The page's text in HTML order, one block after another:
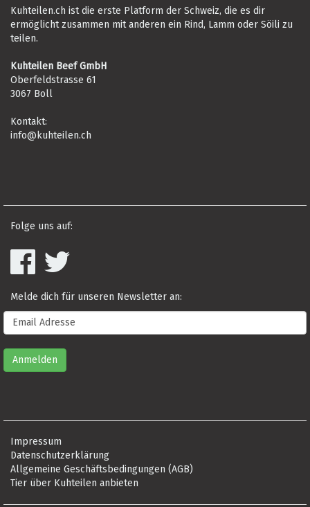
Kuhteilen.ch ist die erste Platform der Schweiz, die es dir
ermöglicht zusammen mit anderen ein Rind, Lamm oder Söili zu
teilen.
Kuhteilen Beef GmbH
Oberfeldstrasse 61
3067 Boll
Kontakt:
info@kuhteilen.ch
Folge uns auf:
Melde dich für unseren Newsletter an:
Impressum
Datenschutzerklärung
Allgemeine Geschäftsbedingungen (AGB)
Tier über Kuhteilen anbieten